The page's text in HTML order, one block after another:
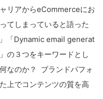
リアからeCommerceにお
てしまっていると語った
」「Dynamic email generat
」の３つをキーワードとし
なのか？
ブランドパフォ
上でコンテンツの質を高